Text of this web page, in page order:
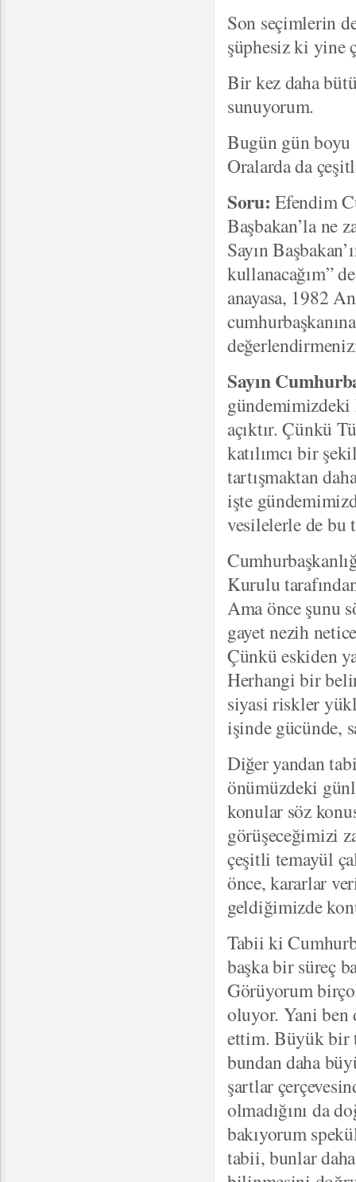
Son seçimlerin
şüphesiz ki yine
Bir kez daha
sunuyorum.
Bugün gün boyu
Oralarda da
Soru: Efendim
Başbakan’la ne
Sayın
kullanacağım”
anayasa, 1982
Sayın
gündemimizdeki
açıktır. Çünkü
katılımcı bir
tartışmaktan
işte
vesilelerle de bu
Kurulu
Ama önce şunu
gayet nezih
Çünkü eskiden
Herhangi bir
siyasi riskler
işinde gücünde,
Diğer yandan
önümüzdeki
konular söz
görüşeceğimizi
çeşitli temayül
önce, kararlar
geldiğimizde
Tabii ki
başka bir süreç
Görüyorum
oluyor. Yani
ettim. Büyük bir
bundan daha
şartlar
olmadığını da
bakıyorum
tabii, bunlar